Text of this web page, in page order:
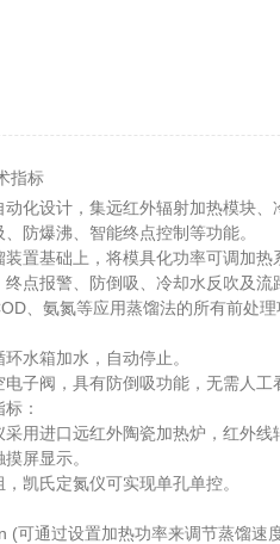
指标
动化设计，集远红外辐射加热模块
防爆沸、智能终点控制等功能。
基础上，将模具化功率可调加热
点报警、防倒吸、冷却水反吹及
、氨氮等应用蒸馏法的所有前处
箱加水，自动停止。
子阀，具有防倒吸功能，无需人工
：
进口远红外陶瓷加热炉，红外线
屏显示。
氏定氮仪可实现单孔单控。
通过设置加热功率来调节蒸馏速